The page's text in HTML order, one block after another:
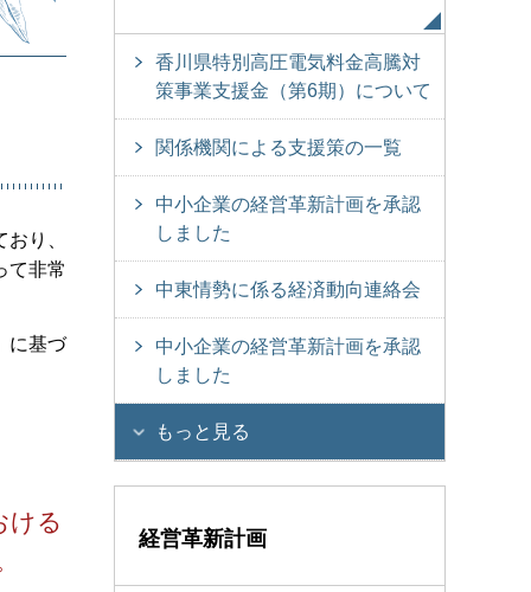
り、
て非常
に基づ
ける
香川県特別高圧電気料金高騰対
策事業支援金（第6期）について
関係機関による支援策の一覧
中小企業の経営革新計画を承認
しました
中東情勢に係る経済動向連絡会
中小企業の経営革新計画を承認
しました
もっと見る
経営革新計画